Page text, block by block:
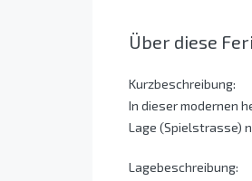
Über diese
Kurzbeschreibung:
In dieser modernen
Lage (Spielstrasse)
Lagebeschreibung: